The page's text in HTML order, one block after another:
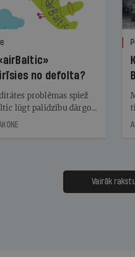
no defolta?
problēmas spiež
lūgt palīdzību dārgo
turētājiem, taču
augstos procentus,
jau trīs dienas
nākamās sapulces
Vairāk